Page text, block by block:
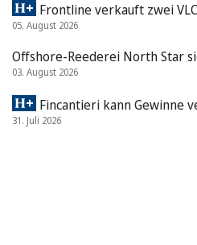
Frontline verkauft zwei
05. August 2026
Offshore-Reederei North Star
03. August 2026
Fincantieri kann Gewinne
31. Juli 2026